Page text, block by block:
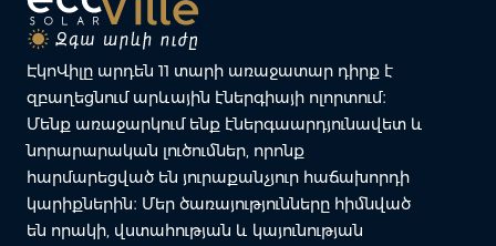
ԷկոՎիլը արդեն 11 տարի առաջատար դիրք է
զբաղեցնում արևային էներգիայի ոլորտում։
Մենք առաջարկում ենք էներգաարդյունավետ և
նորարարական լուծումներ, որոնք
հարմարեցված են յուրաքանչյուր հաճախորդի
կարիքներին։ Մեր ծառայությունները հիմնված
են որակի, վստահության և կայունության